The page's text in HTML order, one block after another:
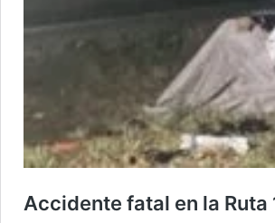
Accidente fatal en la